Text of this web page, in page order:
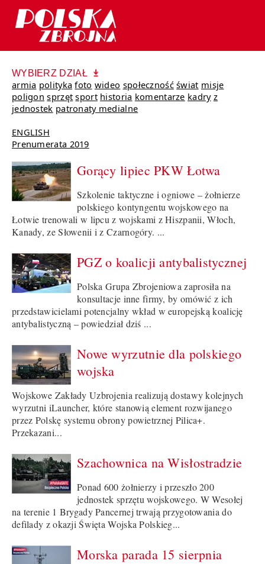
WYBIERZ DZIAŁ
armia polityka foto wideo społeczność świat misje
poligon sprzęt sport historia komentarze kadry z
jednostek patronaty medialne
ENGLISH
Prenumerata 2019
Gorący lipiec PKW Łotwa
Szkolenie taktyczne i ogniowe – żołnierze
polskiego kontyngentu wojskowego na
Łotwie trenowali w lipcu z wojskami z Hiszpanii, Włoch,
Kanady, ze Słowenii i z Czarnogóry. ...
PGZ o koalicji antybalistycznej
Polska Grupa Zbrojeniowa zaprosiła na
konsultacje inne firmy, by omówić z ich
przedstawicielami potencjalny wkład w europejską koalicję
antybalistyczną – powiedział dziś ...
Nowe wyrzutnie dla polskiego
wojska
Wojskowe Zakłady Uzbrojenia realizują dostawy kolejnych
wyrzutni iLauncher, które stanowią element rozwijanego
przez Polskę systemu obrony powietrznej Pilica+.
Przekazani...
Szachownica na Wisłostradzie
Ponad 600 żołnierzy i przeszło 200
jednostek sprzętu wojskowego. W Wesołej
na terenie 1 Brygady Pancernej trwają przygotowania do
defilady z okazji Święta Wojska Polskieg...
Morska parada 15 sierpnia